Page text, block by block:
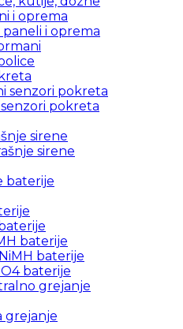
i oprema
i oprema
senzori pokreta
pokreta
sirene
sirene
baterije
baterije
baterije
baterije
grejanje
grejanje